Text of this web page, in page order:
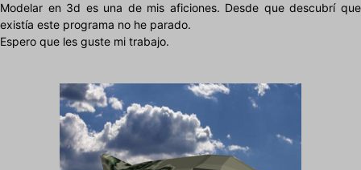
Modelar en 3d es una de mis aficiones. Desde que descubrí que
existía este programa no he parado.
Espero que les guste mi trabajo.